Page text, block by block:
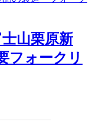
士山栗原新
フォークリ